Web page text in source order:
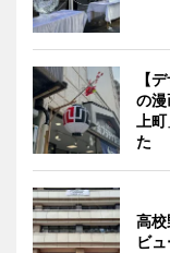
【
の
上
た
高校
ビ